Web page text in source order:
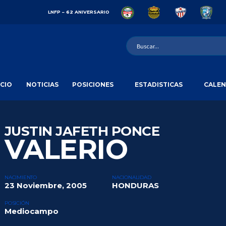
LNFP – 62 ANIVERSARIO
NOTICIAS POSICIONES ESTADISTICAS
JUSTIN JAFETH PONCE
VALERIO
NACIMIENTO
23 Noviembre, 2005
NACIONALIDAD
HONDURAS
POSICIÓN
Mediocampo